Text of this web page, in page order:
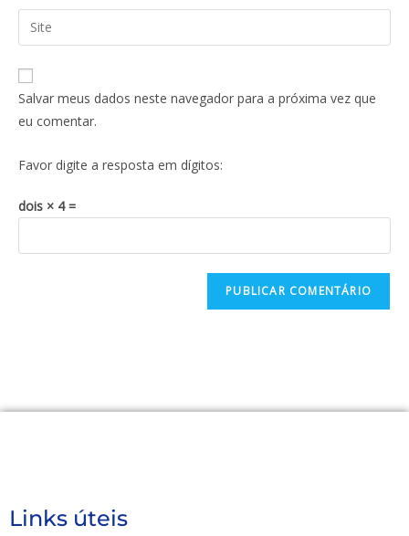
Salvar meus dados neste navegador para a próxima vez que
eu comentar.
Favor digite a resposta em dígitos:
dois × 4 =
Links úteis